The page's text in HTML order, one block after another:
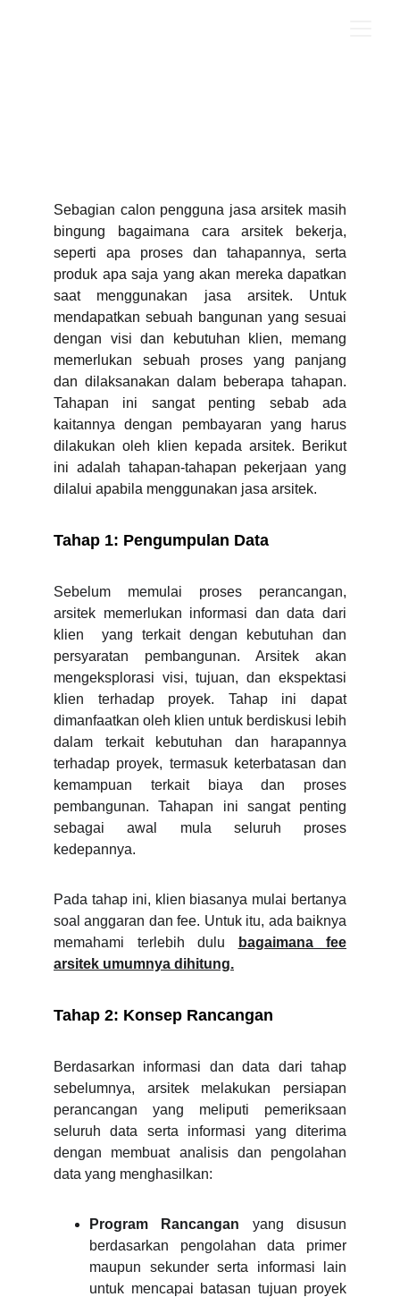
Sebagian calon pengguna jasa arsitek masih
bingung bagaimana cara arsitek bekerja,
seperti apa proses dan tahapannya, serta
produk apa saja yang akan mereka dapatkan
saat menggunakan jasa arsitek. Untuk
mendapatkan sebuah bangunan yang sesuai
dengan visi dan kebutuhan klien, memang
memerlukan sebuah proses yang panjang
dan dilaksanakan dalam beberapa tahapan.
Tahapan ini sangat penting sebab ada
kaitannya dengan pembayaran yang harus
dilakukan oleh klien kepada arsitek. Berikut
ini adalah tahapan-tahapan pekerjaan yang
dilalui apabila menggunakan jasa arsitek.
Tahap 1: Pengumpulan Data
Sebelum memulai proses perancangan,
arsitek memerlukan informasi dan data dari
klien yang terkait dengan kebutuhan dan
persyaratan pembangunan. Arsitek akan
mengeksplorasi visi, tujuan, dan ekspektasi
klien terhadap proyek. Tahap ini dapat
dimanfaatkan oleh klien untuk berdiskusi lebih
dalam terkait kebutuhan dan harapannya
terhadap proyek, termasuk keterbatasan dan
kemampuan terkait biaya dan proses
pembangunan. Tahapan ini sangat penting
sebagai awal mula seluruh proses
kedepannya.
Pada tahap ini, klien biasanya mulai bertanya
soal anggaran dan fee. Untuk itu, ada baiknya
memahami terlebih dulu
bagaimana fee
arsitek umumnya dihitung.
Tahap 2: Konsep Rancangan
Berdasarkan informasi dan data dari tahap
sebelumnya, arsitek melakukan persiapan
perancangan yang meliputi pemeriksaan
seluruh data serta informasi yang diterima
dengan membuat analisis dan pengolahan
data yang menghasilkan:
Program Rancangan yang disusun
berdasarkan pengolahan data primer
maupun sekunder serta informasi lain
untuk mencapai batasan tujuan proyek